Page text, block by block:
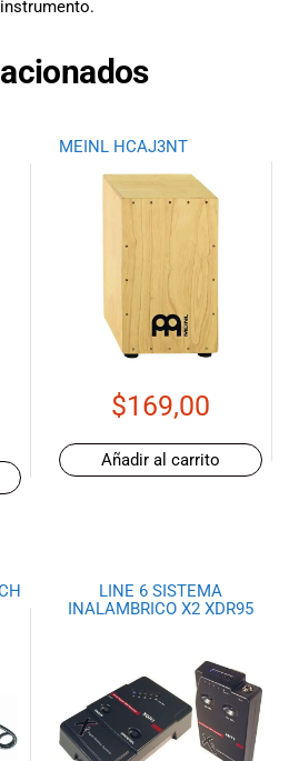
MEINL HCAJ3NT
$169,00
Añadir al carrito
LINE 6 SISTEMA
INALAMBRICO X2 XDR95